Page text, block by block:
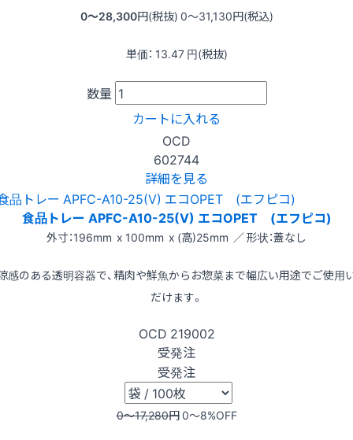
0〜28,300円(税抜) 0〜31,130円(税込)
単価： 13.47 円(税抜)
数量
カートに入れる
OCD
602744
詳細を見る
食品トレー APFC-A10-25(V) エコOPET (エフピコ)
外寸：196mm x 100mm x (高)25mm ／ 形状：蓋なし
感のある透明容器で、精肉や鮮魚からお惣菜まで幅広い用途でご使用
だけます。
OCD 219002
受発注
受発注
0〜17,280円0〜8%OFF